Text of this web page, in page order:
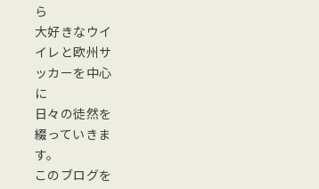
ら
大好きなウイ
イレと欧州サ
ッカーを中心
に
日々の徒然を
綴っていきま
す。
このブログを